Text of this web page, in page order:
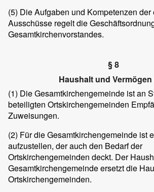
(5) Die Aufgaben und Kompetenzen der
Ausschüsse regelt die
Gesamtkirchenvorstandes.
§ 8
Haushalt und Vermögen
(1) Die Gesamtkirchengemeinde ist an
beteiligten Ortskirchengemeinden
Zuweisungen.
(2) Für die Gesamtkirchengemeinde ist
aufzustellen, der auch den Bedarf der
Ortskirchengemeinden deckt. Der
Gesamtkirchengemeinde ersetzt die
Ortskirchengemeinden.